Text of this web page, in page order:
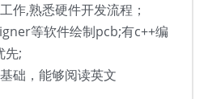
作,熟悉硬件开发流程；
等软件绘制pcb;有c++编
先;
础，能够阅读英文